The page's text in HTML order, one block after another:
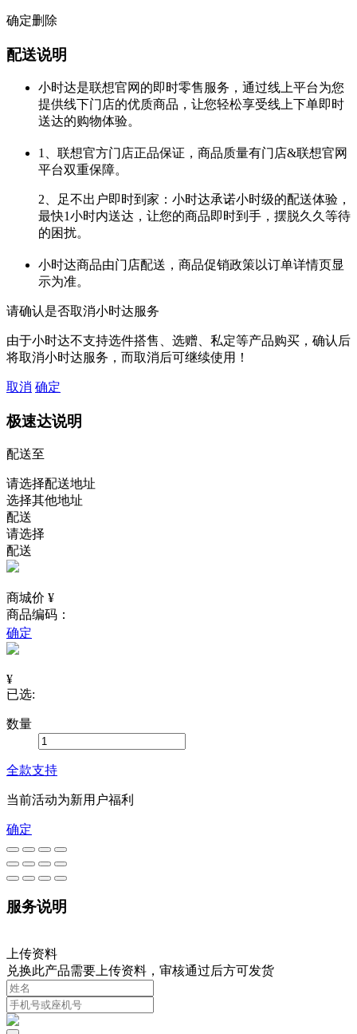
确定删除
配送说明
小时达是联想官网的即时零售服务，通过线上平台为您
提供线下门店的优质商品，让您轻松享受线上下单即时
送达的购物体验。
1、联想官方门店正品保证，商品质量有门店&联想官网
平台双重保障。
2、足不出户即时到家：小时达承诺小时级的配送体验，
最快1小时内送达，让您的商品即时到手，摆脱久久等待
的困扰。
小时达商品由门店配送，商品促销政策以订单详情页显
示为准。
请确认是否取消小时达服务
由于小时达不支持选件搭售、选赠、私定等产品购买，确认后
将取消小时达服务，而取消后可继续使用！
取消 确定
极速达说明
配送至
请选择配送地址
选择其他地址
配送
请选择
配送
商城价 ¥
商品编码：
确定
¥
已选:
数量
全款支持
当前活动为新用户福利
确定
服务说明
上传资料
兑换此产品需要上传资料，审核通过后方可发货